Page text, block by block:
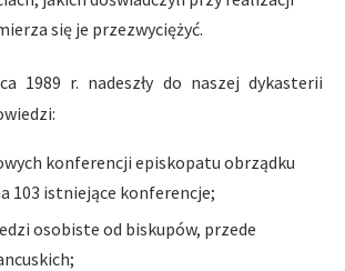
się je przezwyciężyć.
1989 r. nadeszły do naszej dykasterii
konferencji episkopatu obrządku
103 istniejące konferencje;
osobiste od biskupów, przede